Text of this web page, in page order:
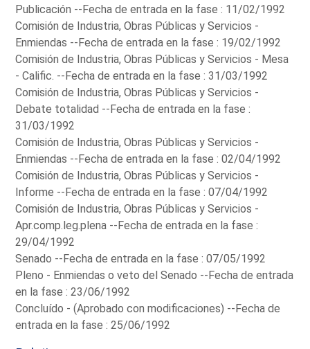
Publicación --Fecha de entrada en la fase : 11/02/1992
Comisión de Industria, Obras Públicas y Servicios -
Enmiendas --Fecha de entrada en la fase : 19/02/1992
Comisión de Industria, Obras Públicas y Servicios - Mesa
- Calific. --Fecha de entrada en la fase : 31/03/1992
Comisión de Industria, Obras Públicas y Servicios -
Debate totalidad --Fecha de entrada en la fase :
31/03/1992
Comisión de Industria, Obras Públicas y Servicios -
Enmiendas --Fecha de entrada en la fase : 02/04/1992
Comisión de Industria, Obras Públicas y Servicios -
Informe --Fecha de entrada en la fase : 07/04/1992
Comisión de Industria, Obras Públicas y Servicios -
Apr.comp.leg.plena --Fecha de entrada en la fase :
29/04/1992
Senado --Fecha de entrada en la fase : 07/05/1992
Pleno - Enmiendas o veto del Senado --Fecha de entrada
en la fase : 23/06/1992
Concluído - (Aprobado con modificaciones) --Fecha de
entrada en la fase : 25/06/1992